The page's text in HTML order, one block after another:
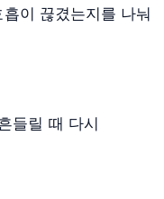
이 끊겼는지를 나눠
들릴 때 다시